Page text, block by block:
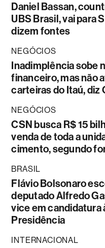
Daniel Bassan,
UBS Brasil, vai para
dizem fontes
NEGÓCIOS
Inadimplência sobe
financeiro, mas não
carteiras do Itaú, diz
NEGÓCIOS
CSN busca R$ 15
venda de toda a
cimento, segundo
BRASIL
Flávio Bolsonaro
deputado Alfredo
vice em candidatura
Presidência
INTERNACIONAL